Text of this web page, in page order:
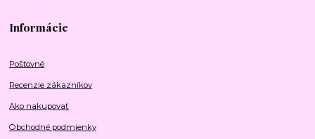
Informácie
Poštovné
Recenzie zákazníkov
Ako nakupovať
Obchodné podmienky